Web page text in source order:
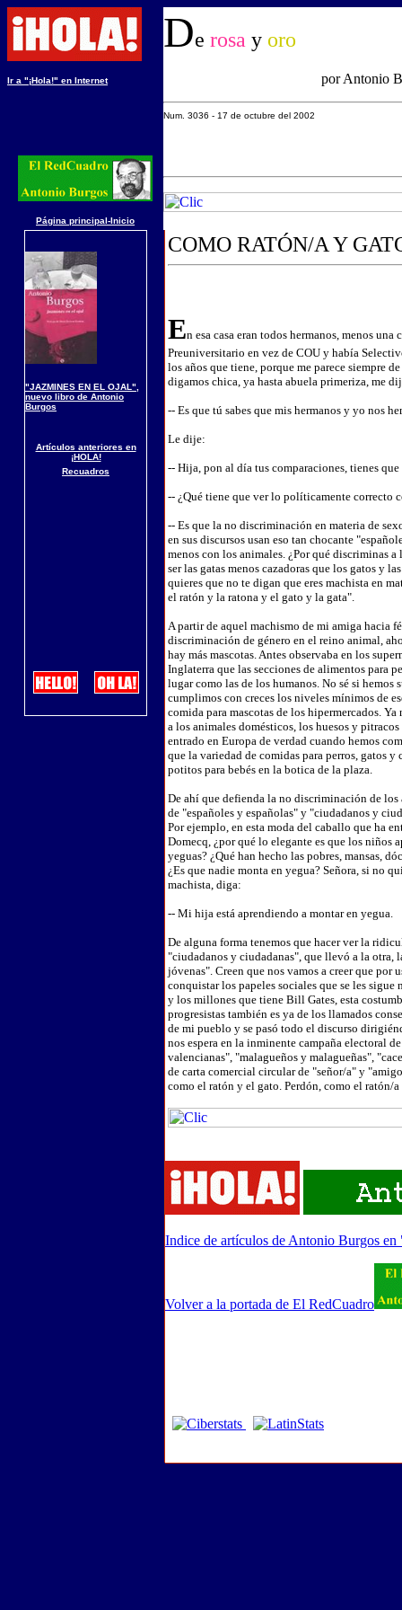
Ir a "¡Hola!" en Internet
De rosa y oro
por Antonio
Num. 3036 - 17 de octubre del 2002
Página principal-Inicio
"JAZMINES EN EL OJAL",
nuevo libro de Antonio
Burgos
Artículos anteriores en
¡HOLA!
Recuadros
COMO RATÓN/A Y
En esa casa eran todos hermanos, menos
Preuniversitario en vez de COU y había
los años que tiene, porque me parece siempre
digamos chica, ya hasta abuela primeriza, me
-- Es que tú sabes que mis hermanos y yo nos
Le dije:
-- Hija, pon al día tus comparaciones, tienes
-- ¿Qué tiene que ver lo políticamente correcto
-- Es que la no discriminación en materia de
en sus discursos usan eso tan chocante
menos con los animales. ¿Por qué discriminas a
ser las gatas menos cazadoras que los gatos y
quieres que no te digan que eres machista en
el ratón y la ratona y el gato y la gata".
A partir de aquel machismo de mi amiga hacia
discriminación de género en el reino animal,
hay más mascotas. Antes observaba en los
Inglaterra que las secciones de alimentos para
lugar como las de los humanos. No sé si
cumplimos con creces los niveles mínimos de
comida para mascotas de los hipermercados.
a los animales domésticos, los huesos y
entrado en Europa de verdad cuando hemos
que la variedad de comidas para perros, gatos
potitos para bebés en la botica de la plaza.
De ahí que defienda la no discriminación de los
de "españoles y españolas" y "ciudadanos y
Por ejemplo, en esta moda del caballo que ha
Domecq, ¿por qué lo elegante es que los niños
yeguas? ¿Qué han hecho las pobres, mansas,
¿Es que nadie monta en yegua? Señora, si no
machista, diga:
-- Mi hija está aprendiendo a montar en yegua.
De alguna forma tenemos que hacer ver la
"ciudadanos y ciudadanas", que llevó a la otra,
jóvenas". Creen que nos vamos a creer que por
conquistar los papeles sociales que se les
y los millones que tiene Bill Gates, esta
progresistas también es ya de los llamados
de mi pueblo y se pasó todo el discurso
nos espera en la inminente campaña electoral
valencianas", "malagueños y malagueñas",
de carta comercial circular de "señor/a" y
como el ratón y el gato. Perdón, como el ratón/
Indice de artículos de Antonio Burgos
Volver a la portada de El RedCuadro